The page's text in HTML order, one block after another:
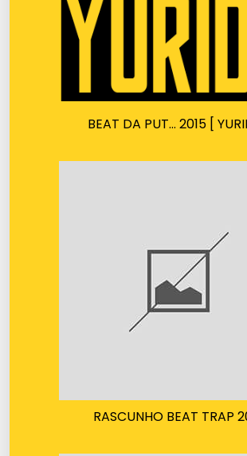
BEAT DA PUT… 2015 [
RASCUNHO BEAT TRAP